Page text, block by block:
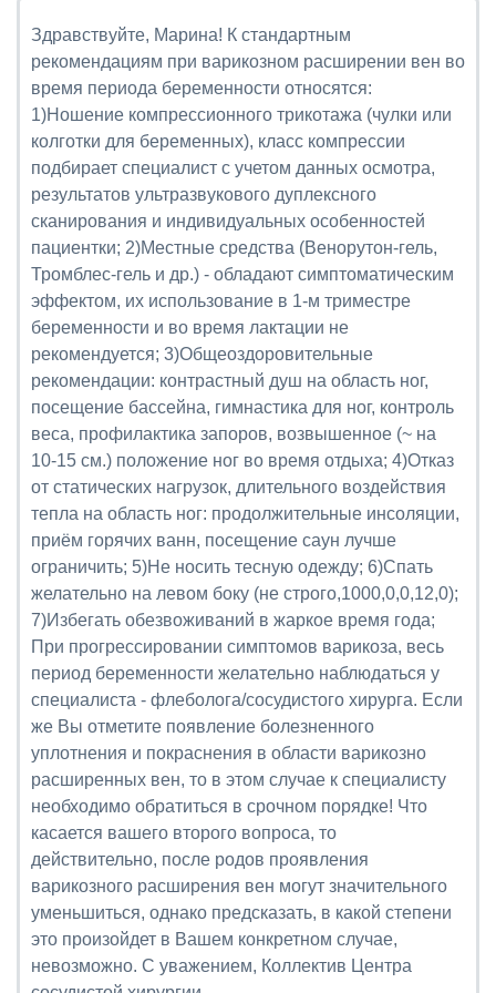
Здравствуйте, Марина! К стандартным
рекомендациям при варикозном расширении вен во
время периода беременности относятся:
1)Ношение компрессионного трикотажа (чулки или
колготки для беременных), класс компрессии
подбирает специалист с учетом данных осмотра,
результатов ультразвукового дуплексного
сканирования и индивидуальных особенностей
пациентки; 2)Местные средства (Венорутон-гель,
Тромблес-гель и др.) - обладают симптоматическим
эффектом, их использование в 1-м триместре
беременности и во время лактации не
рекомендуется; 3)Общеоздоровительные
рекомендации: контрастный душ на область ног,
посещение бассейна, гимнастика для ног, контроль
веса, профилактика запоров, возвышенное (~ на
10-15 см.) положение ног во время отдыха; 4)Отказ
от статических нагрузок, длительного воздействия
тепла на область ног: продолжительные инсоляции,
приём горячих ванн, посещение саун лучше
ограничить; 5)Не носить тесную одежду; 6)Спать
желательно на левом боку (не строго,1000,0,0,12,0);
7)Избегать обезвоживаний в жаркое время года;
При прогрессировании симптомов варикоза, весь
период беременности желательно наблюдаться у
специалиста - флеболога/сосудистого хирурга. Если
же Вы отметите появление болезненного
уплотнения и покраснения в области варикозно
расширенных вен, то в этом случае к специалисту
необходимо обратиться в срочном порядке! Что
касается вашего второго вопроса, то
действительно, после родов проявления
варикозного расширения вен могут значительного
уменьшиться, однако предсказать, в какой степени
это произойдет в Вашем конкретном случае,
невозможно. С уважением, Коллектив Центра